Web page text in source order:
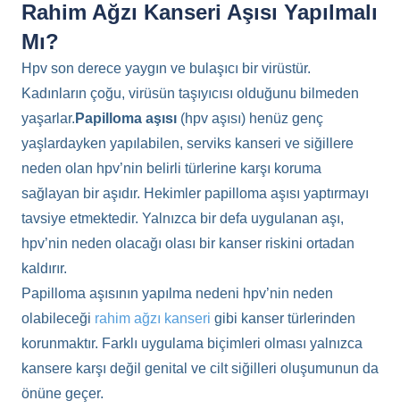
Rahim Ağzı Kanseri Aşısı Yapılmalı
Mı?
Hpv son derece yaygın ve bulaşıcı bir virüstür.
Kadınların çoğu, virüsün taşıyıcısı olduğunu bilmeden
yaşarlar. Papilloma aşısı (hpv aşısı) henüz genç
yaşlardayken yapılabilen, serviks kanseri ve siğillere
neden olan hpv’nin belirli türlerine karşı koruma
sağlayan bir aşıdır. Hekimler papilloma aşısı yaptırmayı
tavsiye etmektedir. Yalnızca bir defa uygulanan aşı,
hpv’nin neden olacağı olası bir kanser riskini ortadan
kaldırır.
Papilloma aşısının yapılma nedeni hpv’nin neden
olabileceği rahim ağzı kanseri gibi kanser türlerinden
korunmaktır. Farklı uygulama biçimleri olması yalnızca
kansere karşı değil genital ve cilt siğilleri oluşumunun da
önüne geçer.